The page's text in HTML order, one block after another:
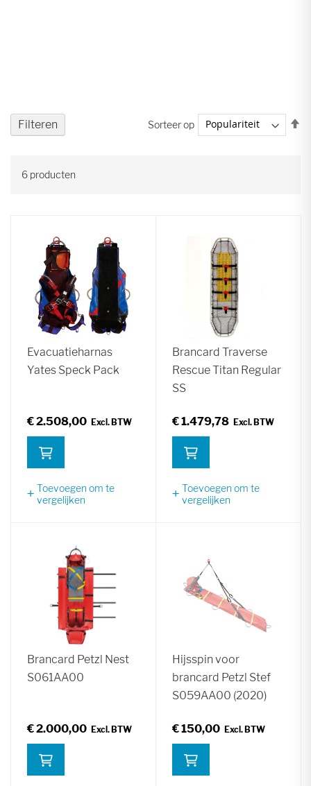
6 producten
Sorteer op
Evacuatieharnas
Yates Speck Pack
€ 2.508,00
Toevoegen om te
vergelijken
Brancard Traverse
Rescue Titan Regular
SS
€ 1.479,78
Toevoegen om te
vergelijken
Brancard Petzl Nest
S061AA00
€ 2.000,00
Hijsspin voor
brancard Petzl Stef
S059AA00 (2020)
€ 150,00
Filteren